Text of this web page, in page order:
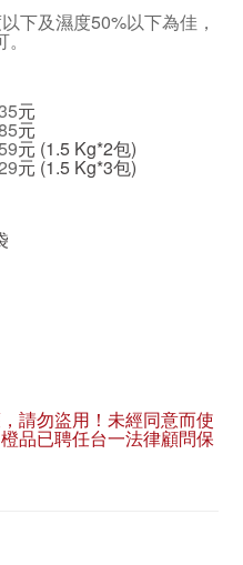
下及濕度50%以下為佳，
元
元
元 (1.5 Kg*2包)
元 (1.5 Kg*3包)
請勿盜用！未經同意而使
品已聘任台一法律顧問保